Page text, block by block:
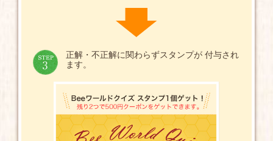
正解・不正解に関わらずスタンプが 付与され
ます。